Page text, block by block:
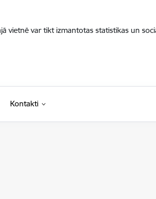
vietnē var tikt izmantotas statistikas un
Kontakti